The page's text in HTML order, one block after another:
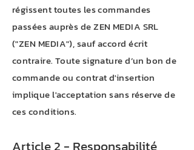
régissent toutes les commandes
passées auprès de ZEN MEDIA SRL
("ZEN MEDIA"), sauf accord écrit
contraire. Toute signature d’un bon de
commande ou contrat d'insertion
implique l'acceptation sans réserve de
ces conditions.
Article 2 - Responsabilité